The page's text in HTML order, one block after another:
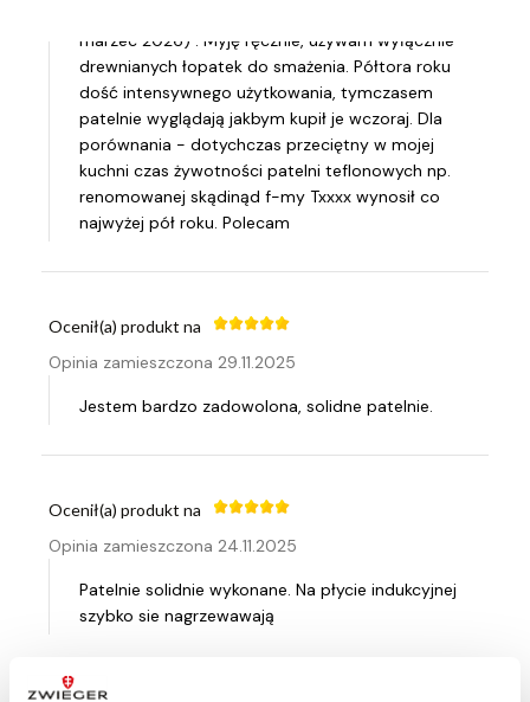
marzec 2026) . Myję ręcznie, używam wyłącznie
drewnianych łopatek do smażenia. Półtora roku
dość intensywnego użytkowania, tymczasem
patelnie wyglądają jakbym kupił je wczoraj. Dla
porównania - dotychczas przeciętny w mojej
kuchni czas żywotności patelni teflonowych np.
renomowanej skądinąd f-my Txxxx wynosił co
najwyżej pół roku. Polecam
Ocenił(a) produkt na
Opinia zamieszczona 29.11.2025
Jestem bardzo zadowolona, solidne patelnie.
Ocenił(a) produkt na
Opinia zamieszczona 24.11.2025
Patelnie solidnie wykonane. Na płycie indukcyjnej
szybko sie nagrzewawają